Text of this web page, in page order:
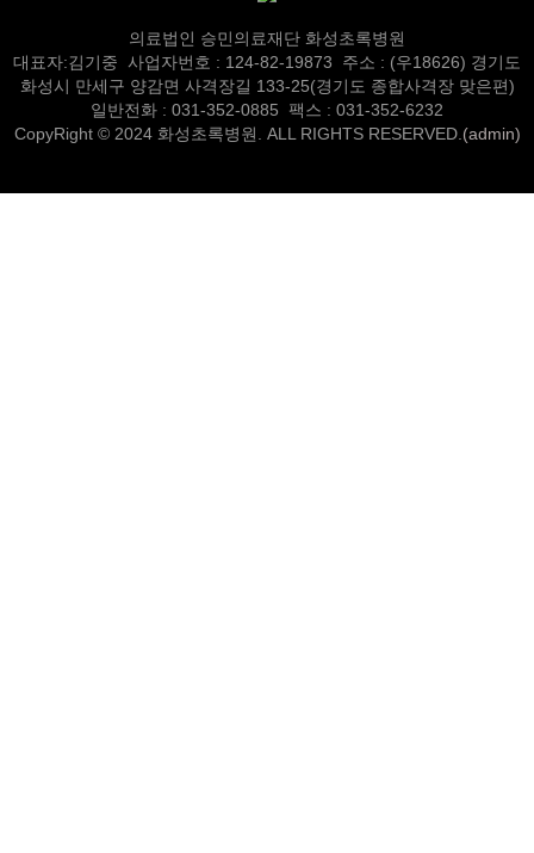
의료법인 승민의료재단 화성초록병원
대표자:김기중 사업자번호 : 124-82-19873 주소 : (우18626) 경기도
화성시 만세구 양감면 사격장길 133-25(경기도 종합사격장 맞은편)
일반전화 : 031-352-0885 팩스 : 031-352-6232
CopyRight © 2024 화성초록병원. ALL RIGHTS RESERVED.(admin)